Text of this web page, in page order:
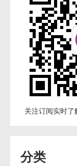
关注订阅实时
分类